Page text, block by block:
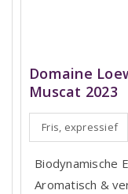
Domaine
Muscat 2023
Fris, expressief
Biodynamische
Aromatisch &